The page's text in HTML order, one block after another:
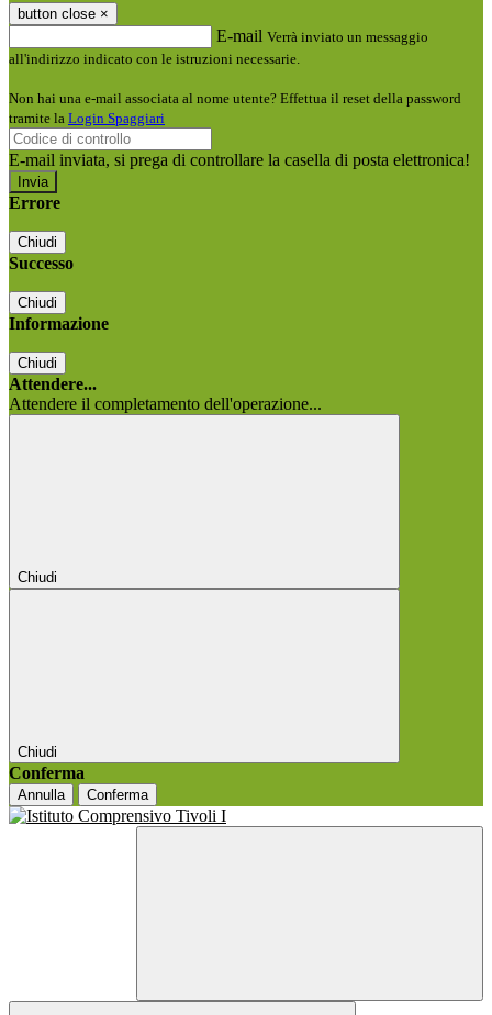
button close ×
E-mail Verrà inviato un messaggio
all'indirizzo indicato con le istruzioni necessarie.
Non hai una e-mail associata al nome utente? Effettua il reset della password
tramite la Login Spaggiari
E-mail inviata, si prega di controllare la casella di posta elettronica!
Errore
Chiudi
Successo
Chiudi
Informazione
Chiudi
Attendere...
Attendere il completamento dell'operazione...
Chiudi
Chiudi
Conferma
Annulla Conferma